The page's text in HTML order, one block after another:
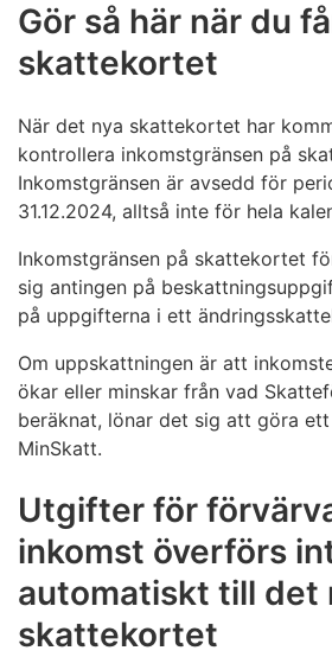
Gör så här när du
skattekortet
När det nya skattekortet har
kontrollera inkomstgränsen på
Inkomstgränsen är avsedd för
31.12.2024, alltså inte för hela
Inkomstgränsen på skattekortet
sig antingen på
på uppgifterna i ett
Om uppskattningen är att
ökar eller minskar från vad
beräknat, lönar det sig att göra
MinSkatt.
Utgifter för
inkomst överförs
automatiskt till det
skattekortet